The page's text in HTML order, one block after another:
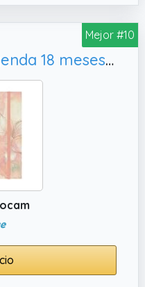
Mejor #10
Finocam Espiral Agenda 18 meses 2026 2027 | Semana Vista Horizontal · Julio 2026 - Diciembre 2027 | Pretty · Internacional - Agenda semanal